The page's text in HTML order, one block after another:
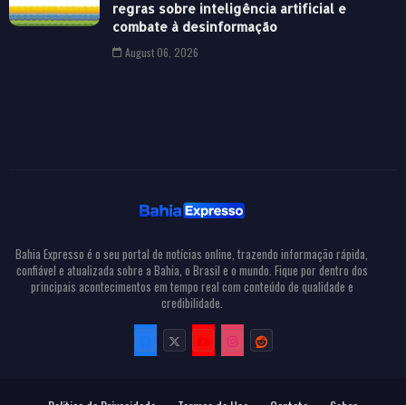
regras sobre inteligência artificial e
combate à desinformação
August 06, 2026
Bahia Expresso é o seu portal de notícias online, trazendo informação rápida,
confiável e atualizada sobre a Bahia, o Brasil e o mundo. Fique por dentro dos
principais acontecimentos em tempo real com conteúdo de qualidade e
credibilidade.